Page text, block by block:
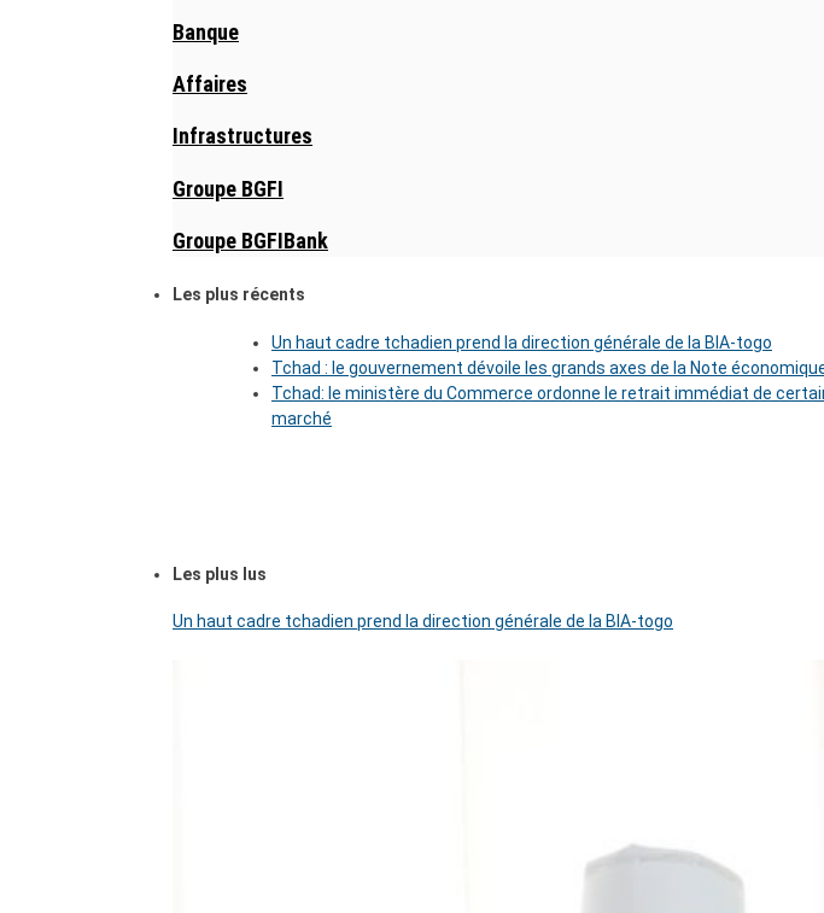
Banque
Affaires
Infrastructures
Groupe BGFI
Groupe BGFIBank
Les plus récents
Un haut cadre tchadien prend la direction générale de la BIA-togo
Tchad : le gouvernement dévoile les grands axes de la Note
Tchad: le ministère du Commerce ordonne le retrait immédiat de
marché
Les plus lus
Un haut cadre tchadien prend la direction générale de la BIA-togo